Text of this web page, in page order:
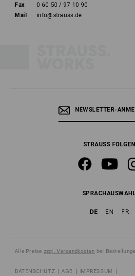
Fax
0 60 50 / 97 10 90
Mail
info@strauss.de
NEWSLETTER-
STRAUSS FOLGEN
DE EN FR
Alle Preise zzgl. Versandkosten bei
DATENSCHUTZ AGB IMPRESSUM